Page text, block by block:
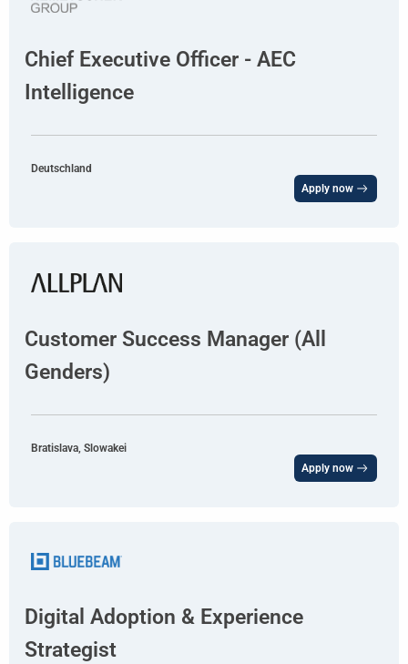
Chief Executive Officer - AEC
Intelligence
Deutschland
Apply now
Customer Success Manager (All
Genders)
Bratislava, Slowakei
Apply now
Digital Adoption & Experience
Strategist